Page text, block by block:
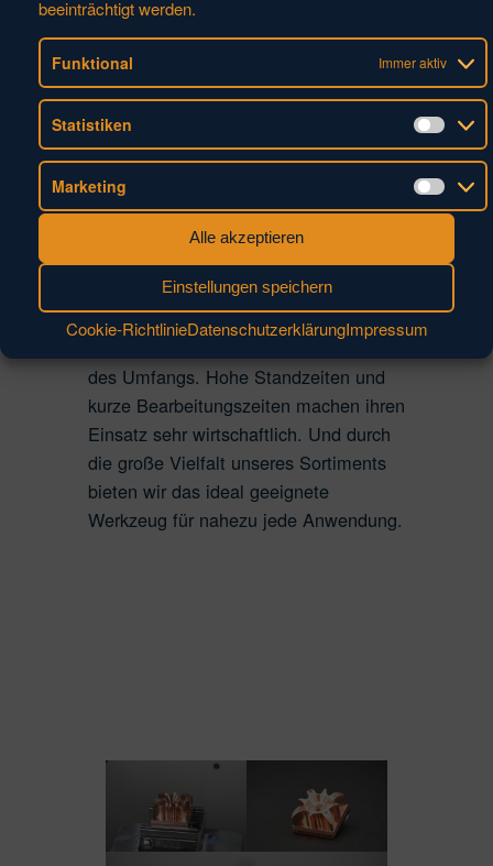
beeinträchtigt werden.
Funktional Immer aktiv
Statistiken
Marketing
Alle akzeptieren
Einstellungen speichern
Cookie-RichtlinieDatenschutzerklärungImpressum
individuellen Messprotokoll erhältlich.
Dabei setzt Hufschmied konsequent
auf die höchsten Anforderungen
hinsichtlich Messverfahren und
Toleranzfestlegungen. Sehen Sie sich
hierzu bitte die Ausführungen zu den
Themen Messverfahren und
Torleranzfestlegungen auf der Website
Das besondere Merkmal der Kupfer-
Line Werkzeuge ist: Der Polierschliff im
Spanraum und am ersten Freiwinkel
des Umfangs. Hohe Standzeiten und
kurze Bearbeitungszeiten machen ihren
Einsatz sehr wirtschaftlich. Und durch
die große Vielfalt unseres Sortiments
bieten wir das ideal geeignete
Werkzeug für nahezu jede Anwendung.